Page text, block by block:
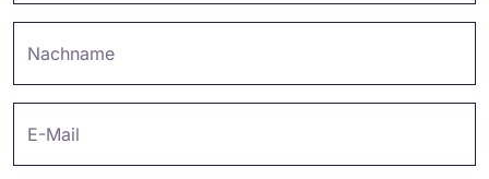
Nachname
E-Mail